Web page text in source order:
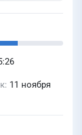
11 ноября